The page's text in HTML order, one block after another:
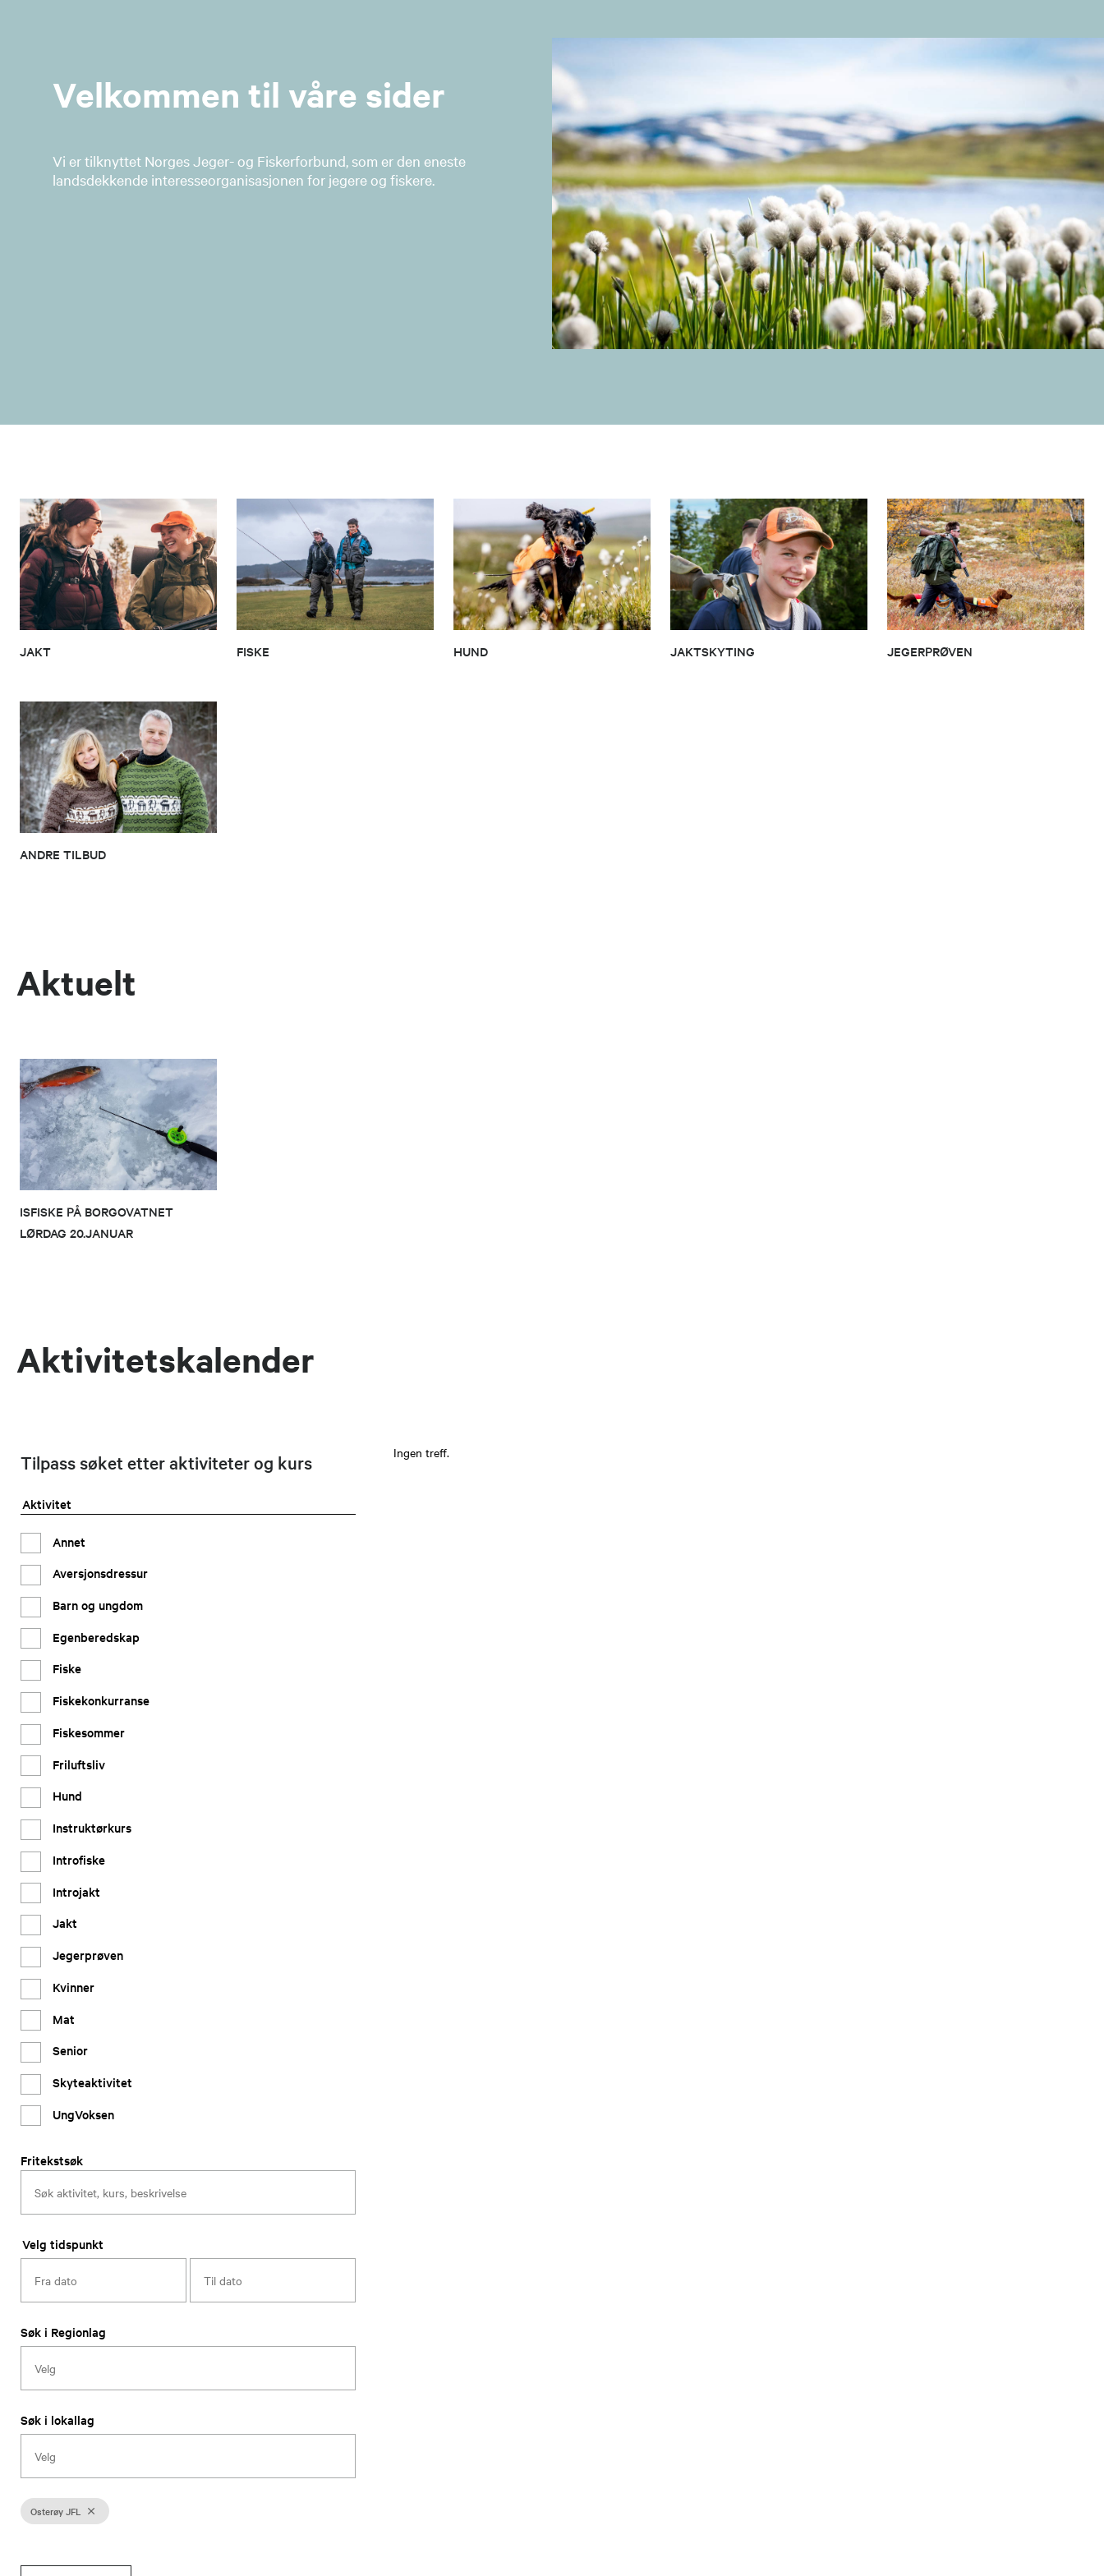
Velkommen til våre sider
Vi er tilknyttet Norges Jeger- og Fiskerforbund, som er den eneste
landsdekkende interesseorganisasjonen for jegere og fiskere.
JAKT FISKE HUND JAKTSKYTING JEGERPRØVEN
ANDRE TILBUD
Aktuelt
ISFISKE PÅ BORGOVATNET
LØRDAG 20.JANUAR
Aktivitetskalender
Tilpass søket etter aktiviteter og kurs
Aktivitet
Annet
Aversjonsdressur
Barn og ungdom
Egenberedskap
Fiske
Fiskekonkurranse
Fiskesommer
Friluftsliv
Hund
Instruktørkurs
Introfiske
Introjakt
Jakt
Jegerprøven
Kvinner
Mat
Senior
Skyteaktivitet
UngVoksen
Fritekstsøk
Velg tidspunkt
Søk i Regionlag
Søk i lokallag
Osterøy JFL
Ingen treff.